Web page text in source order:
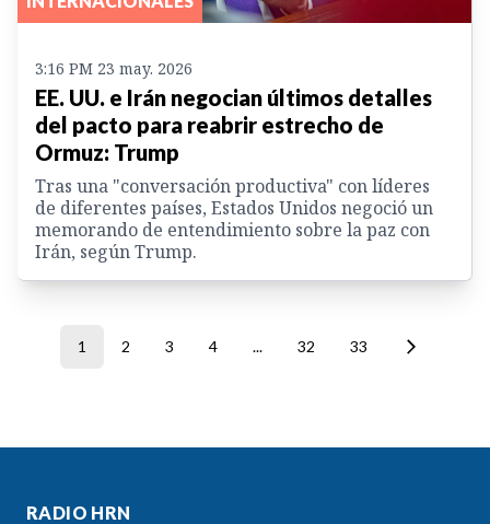
3:16 PM 23 may. 2026
EE. UU. e Irán negocian últimos detalles
del pacto para reabrir estrecho de
Ormuz: Trump
Tras una "conversación productiva" con líderes
de diferentes países, Estados Unidos negoció un
memorando de entendimiento sobre la paz con
Irán, según Trump.
1 2 3 4 ... 32 33
RADIO HRN